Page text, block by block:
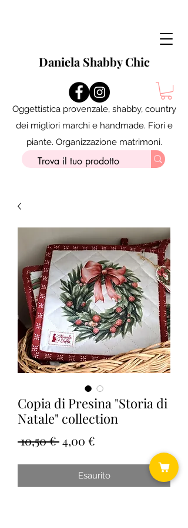
Daniela Shabby Chic
Oggettistica provenzale, shabby, country
dei migliori marchi e handmade. Fiori e
piante. Organizzazione matrimoni.
Copia di Presina "Storia di
Natale" collection
10,50 € Prezzo
4,00 €
Esaurito